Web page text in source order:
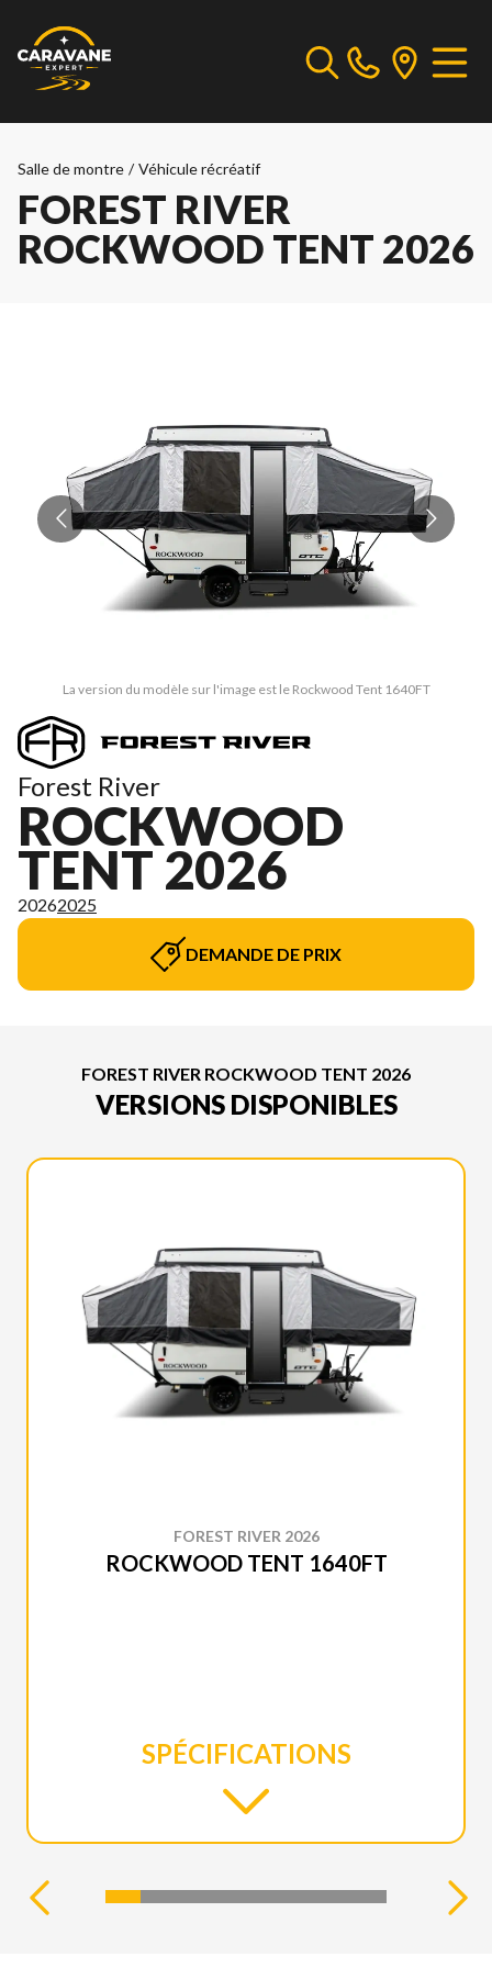
Salle de montre / Véhicule récréatif
FOREST RIVER
ROCKWOOD TENT 2026
La version du modèle sur l'image est le Rockwood Tent 1640FT
Forest River
ROCKWOOD
TENT 2026
20262025
DEMANDE DE PRIX
FOREST RIVER ROCKWOOD TENT 2026
VERSIONS DISPONIBLES
FOREST RIVER 2026
ROCKWOOD TENT 1640FT
SPÉCIFICATIONS